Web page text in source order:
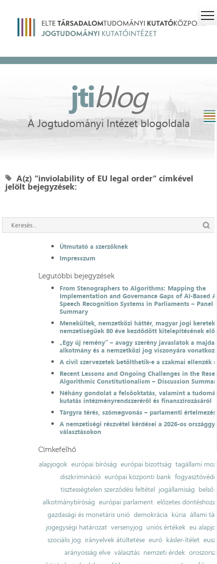
jtiblog
A Jogtudományi Intézet blogoldala
A(z) "inviolability of EU legal order" címkével
jelölt bejegyzések:
Útmutató a szerzőknek
Impresszum
Legutóbbi bejegyzések
From Stenographers to Algorithms: Mapping the
Implementation and Governance Gaps of AI-Based
Speech Recognition Systems in Parliaments – Panel
Summary
Menekültek, nemzetközi háttér, magyar jogi
nemzetiségűek 80 éve kezdődött kitelepítésének
„Egy új remény” – avagy szerény javaslatok a
alkotmány és a nemzetközi jog viszonyára
A civil szervezetek betölthetik-e a szakmai ellenzék
Recent Lessons and Ongoing Challenges in the
Algorithmic Constitutionalism – Discussion
Néhány gondolat a felsőoktatás, valamint a
kutatás intézményrendszeréről és finanszírozásáról
Tárgyra térés, szómegvonás – parlamenti
A nemzetiségi részvétel kérdései a 2026-os
választásokon
Címkefelhő
alapjogok európai bíróság európai bizottság tagállami
diszkrimináció európai központi bank
tisztességtelen szerződési feltétel jogállamiság belső
alkotmánybíróság európai parlament előzetes
gazdasági és monetáris unió demokrácia kúria állami
jogegységi határozat versenyjog uniós értékek eu
szociális jog irányelvek átültetése euró kásler-ítélet
arányosság elve választás nemzeti érdek